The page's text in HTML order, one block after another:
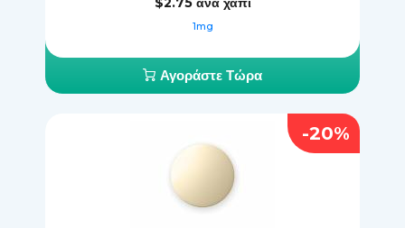
1mg
Αγοράστε Τώρα
-20%